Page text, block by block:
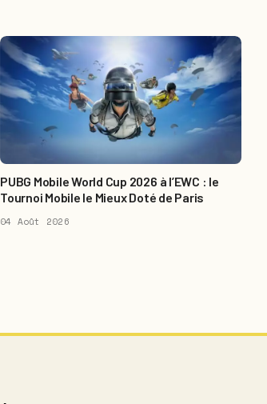
PUBG Mobile World Cup 2026 à l’EWC : le
Tournoi Mobile le Mieux Doté de Paris
04 Août 2026